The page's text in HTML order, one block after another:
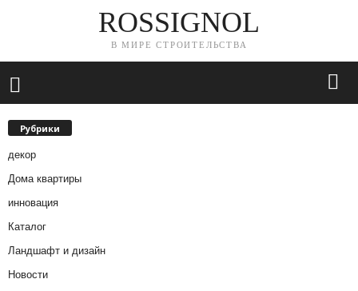
ROSSIGNOL
В МИРЕ СТРОИТЕЛЬСТВА
Рубрики
декор
Дома квартиры
инновация
Каталог
Ландшафт и дизайн
Новости